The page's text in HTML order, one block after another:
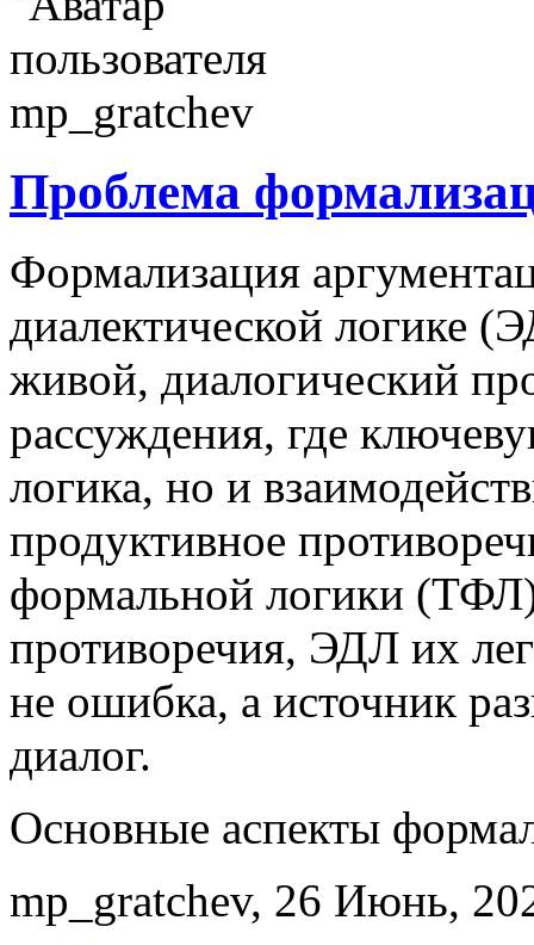
Проблема
Формализация
диалектической логике
живой, диалогический
рассуждения, где
логика, но и
продуктивное
формальной логики
противоречия, ЭДЛ их
не ошибка, а источник
диалог.
Основные аспекты
mp_gratchev, 26 Июнь,